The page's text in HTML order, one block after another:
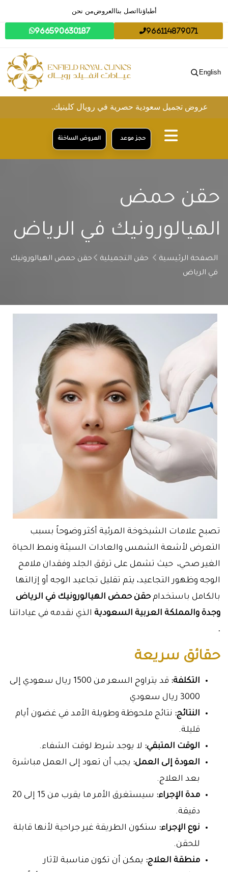
من نحنالعروض اتصل بنا أطباؤنا
966590630187 966114879071
English
تجميل سعودية حصرية في رويال كلينيك.
العروض الساخنة حجز موعد
حقن حمض
الهيالورونيك في الرياض
الصفحة الرئيسية حقن التجميلية
حقن حمض الهيالورونيك
في الرياض
تصبح علامات الشيخوخة المرئية أكثر وضوحاً بسبب
التعرض لأشعة الشمس والعادات السيئة ونمط الحياة
الغير صحي، حيث تشمل على ترقق الجلد وفقدان ملامح
الوجه وظهور التجاعيد، يتم تقليل تجاعيد الوجه أو إزالتها
بالكامل باستخدامحقن حمض الهيالورونيك في الرياض
وجدة والمملكة العربية السعودية الذي نقدمه في عياداتنا
.
حقائق سريعة
التكلفة:
قد يتراوح السعر من 1500 ريال سعودي إلى
3000 ريال سعودي
النتائج: نتائج ملحوظة وطويلة الأمد في غضون أيام
قليلة.
الوقت المتبقي: لا يوجد شرط لوقت الشفاء.
العودة إلى العمل: يجب أن تعود إلى العمل مباشرة
بعد العلاج.
مدة الإجراء:
سيستغرق الأمر ما يقرب من 15 إلى 20
دقيقة.
نوع الإجراء: ستكون الطريقة غير جراحية لأنها قابلة
للحقن.
منطقة العلاج: يمكن أن تكون مناسبة لآثار